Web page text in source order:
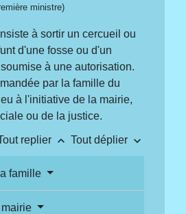
ministre)
à sortir un cercueil ou
d'une fosse ou d'un
à une autorisation.
par la famille du
à l'initiative de la mairie,
ou de la justice.
replier keyboard_arrow_up Tout déplier keyboard_arrow_down
famille
mairie